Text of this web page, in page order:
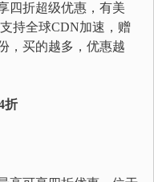
四折超级优惠，有美
持全球CDN加速，赠
，买的越多，优惠越
折